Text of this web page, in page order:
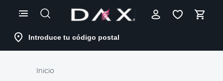
Introduce tu código postal
Inicio